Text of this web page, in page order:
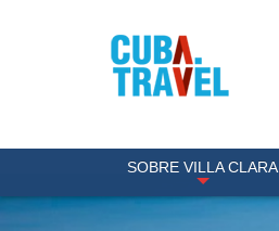
SOBRE VILLA CLARA